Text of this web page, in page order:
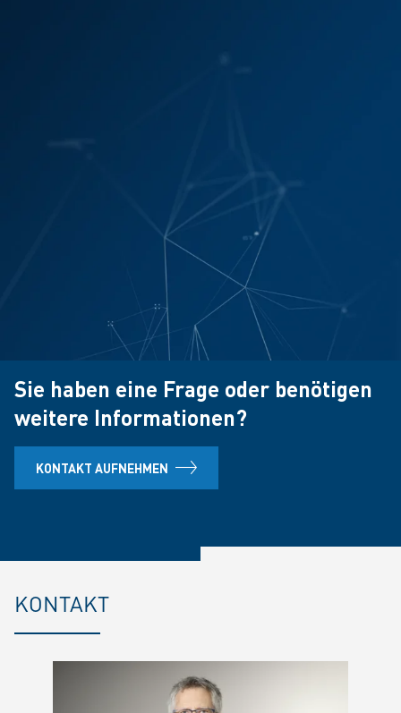
Sie haben eine Frage oder benötigen
weitere Informationen?
KONTAKT AUFNEHMEN
KONTAKT